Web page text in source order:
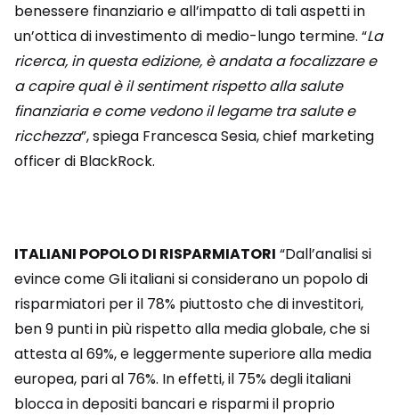
benessere finanziario e all’impatto di tali aspetti in
un’ottica di investimento di medio-lungo termine. “La
ricerca, in questa edizione, è andata a focalizzare e
a capire qual è il sentiment rispetto alla salute
finanziaria e come vedono il legame tra salute e
ricchezza”, spiega Francesca Sesia, chief marketing
officer di BlackRock.
ITALIANI POPOLO DI RISPARMIATORI “Dall’analisi si
evince come Gli italiani si considerano un popolo di
risparmiatori per il 78% piuttosto che di investitori,
ben 9 punti in più rispetto alla media globale, che si
attesta al 69%, e leggermente superiore alla media
europea, pari al 76%. In effetti, il 75% degli italiani
blocca in depositi bancari e risparmi il proprio